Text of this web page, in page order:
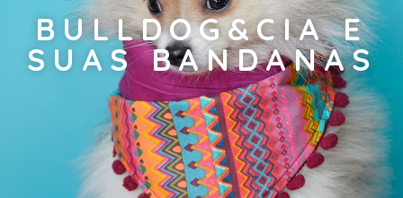
BULLDOG&CIA E
SUAS BANDANAS